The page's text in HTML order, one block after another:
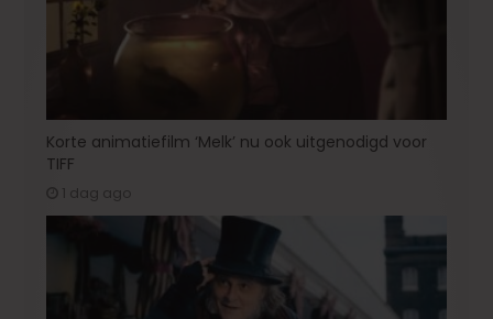
Korte animatiefilm ‘Melk’ nu ook uitgenodigd voor
TIFF
1 dag ago